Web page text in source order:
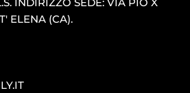
ELENA (CA).